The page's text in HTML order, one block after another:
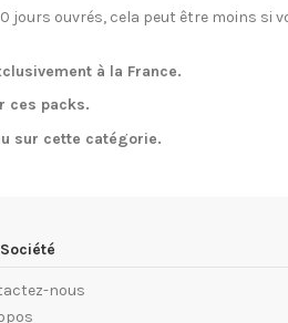
jours ouvrés, cela peut être moins
à la France.
ces packs.
sur cette catégorie.
nous